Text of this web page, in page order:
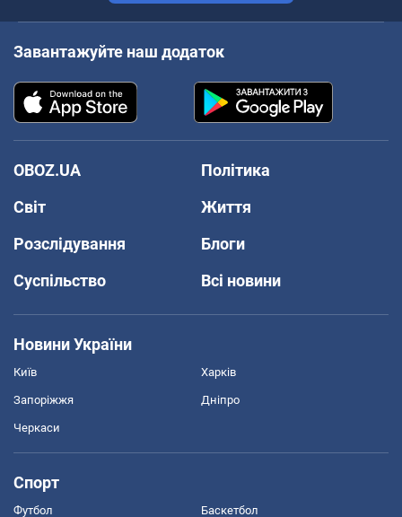
Завантажуйте наш додаток
OBOZ.UA
Політика
Світ
Життя
Розслідування
Блоги
Суспільство
Всі новини
Новини України
Київ Харків
Запоріжжя Дніпро
Черкаси
Спорт
Футбол Баскетбол